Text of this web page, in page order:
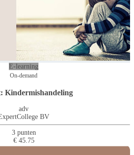
E-learning
On-demand
Kindermishandeling
adv
BV
3 punten
€ 45.75